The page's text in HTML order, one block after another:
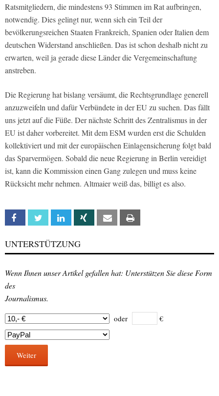
Ratsmitgliedern, die mindestens 93 Stimmen im Rat aufbringen,
notwendig. Dies gelingt nur, wenn sich ein Teil der
bevölkerungsreichen Staaten Frankreich, Spanien oder Italien dem
deutschen Widerstand anschließen. Das ist schon deshalb nicht zu
erwarten, weil ja gerade diese Länder die Vergemeinschaftung
anstreben.
Die Regierung hat bislang versäumt, die Rechtsgrundlage generell
anzuzweifeln und dafür Verbündete in der EU zu suchen. Das fällt
uns jetzt auf die Füße. Der nächste Schritt des Zentralismus in der
EU ist daher vorbereitet. Mit dem ESM wurden erst die Schulden
kollektiviert und mit der europäischen Einlagensicherung folgt bald
das Sparvermögen. Sobald die neue Regierung in Berlin vereidigt
ist, kann die Kommission einen Gang zulegen und muss keine
Rücksicht mehr nehmen. Altmaier weiß das, billigt es also.
Facebook Twitter Linkedin Xing Email
UNTERSTÜTZUNG
Wenn Ihnen unser Artikel gefallen hat: Unterstützen Sie diese Form
des
Journalismus.
oder €
Weiter